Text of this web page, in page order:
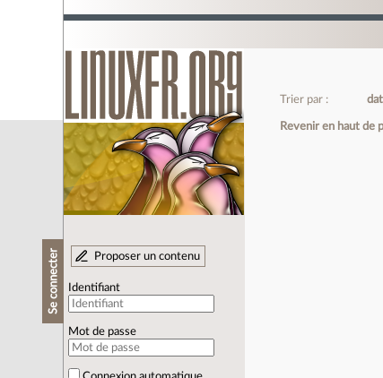
Se connecter Proposer un contenu
Identifiant
Mot de passe
Trier par :
Revenir en haut de